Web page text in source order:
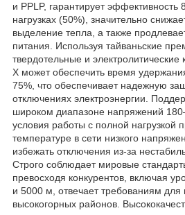
и PPLP, гарантирует эффективность
нагрузках (50%), значительно
выделение тепла, а также
питания. Используя тайваньские
твердотельные и
X может обеспечить время
75%, что обеспечивает надежную
отключениях электроэнергии.
широком диапазоне напряжений
условия работы с полной нагрузкой
температуре в сети низкого
избежать отключения из-за
Строго соблюдает мировые
превосходя конкурентов, включая
и 5000 м, отвечает требованиям для
высокогорных районов.